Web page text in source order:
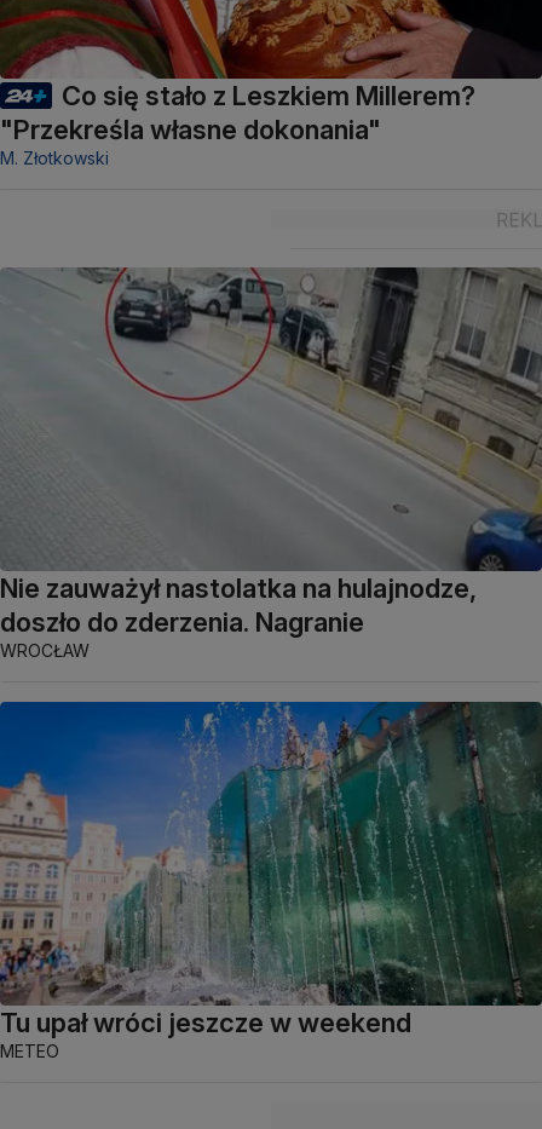
Co się stało z Leszkiem Millerem?
"Przekreśla własne dokonania"
M. Złotkowski
Nie zauważył nastolatka na hulajnodze,
doszło do zderzenia. Nagranie
WROCŁAW
Tu upał wróci jeszcze w weekend
METEO